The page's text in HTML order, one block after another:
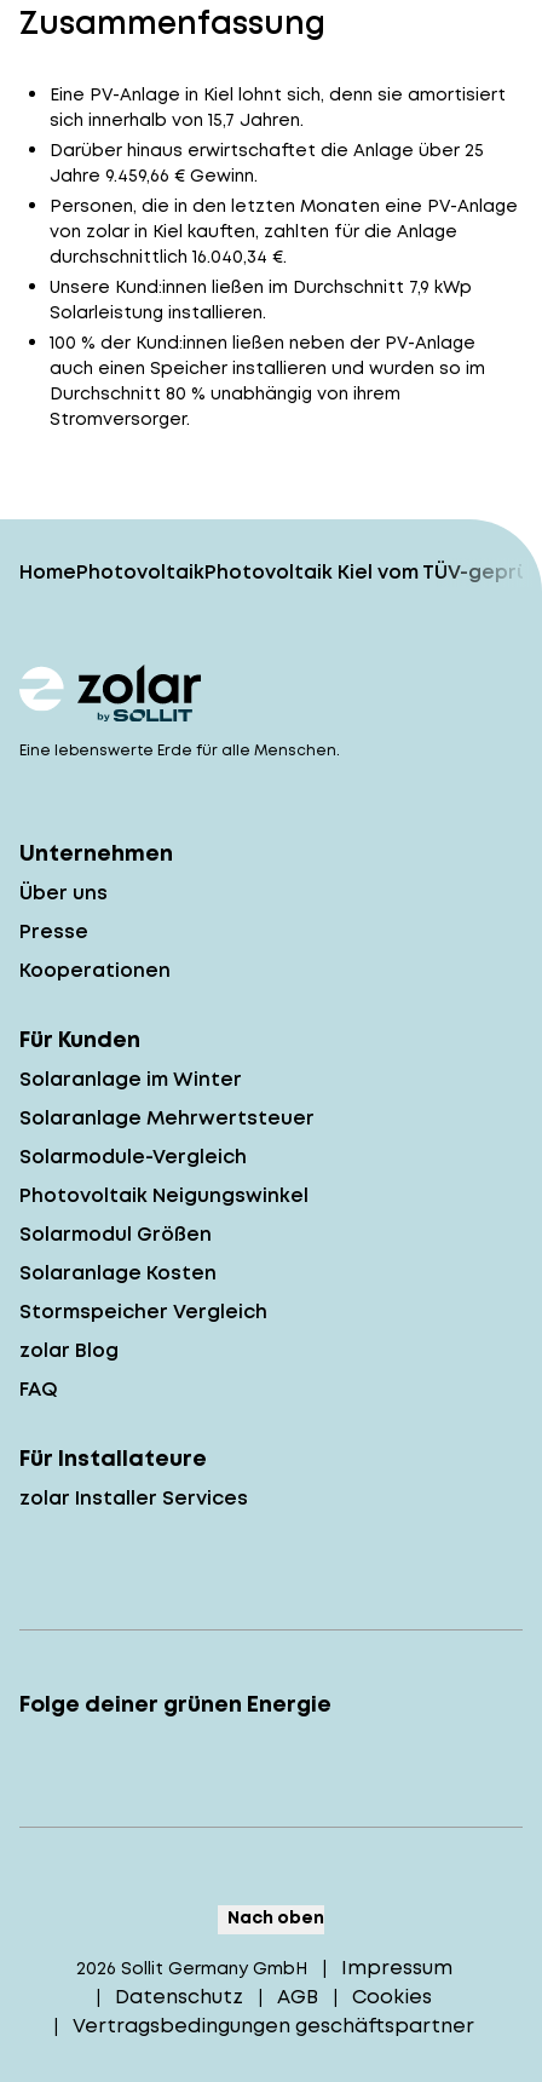
Zusammenfassung
Eine PV-Anlage in Kiel lohnt sich, denn sie amortisiert
sich innerhalb von 15,7 Jahren.
Darüber hinaus erwirtschaftet die Anlage über 25
Jahre 9.459,66 € Gewinn.
Personen, die in den letzten Monaten eine PV-Anlage
von zolar in Kiel kauften, zahlten für die Anlage
durchschnittlich 16.040,34 €.
Unsere Kund:innen ließen im Durchschnitt 7,9 kWp
Solarleistung installieren.
100 % der Kund:innen ließen neben der PV-Anlage
auch einen Speicher installieren und wurden so im
Durchschnitt 80 % unabhängig von ihrem
Stromversorger.
HomePhotovoltaikPhotovoltaik Kiel vom TÜV-
Eine lebenswerte Erde für alle Menschen.
Unternehmen
Über uns
Presse
Kooperationen
Für Kunden
Solaranlage im Winter
Solaranlage Mehrwertsteuer
Solarmodule-Vergleich
Photovoltaik Neigungswinkel
Solarmodul Größen
Solaranlage Kosten
Stormspeicher Vergleich
zolar Blog
FAQ
Für Installateure
zolar Installer Services
Folge deiner grünen Energie
Nach oben
2026 Sollit Germany GmbH | Impressum
| Datenschutz | AGB | Cookies
| Vertragsbedingungen geschäftspartner